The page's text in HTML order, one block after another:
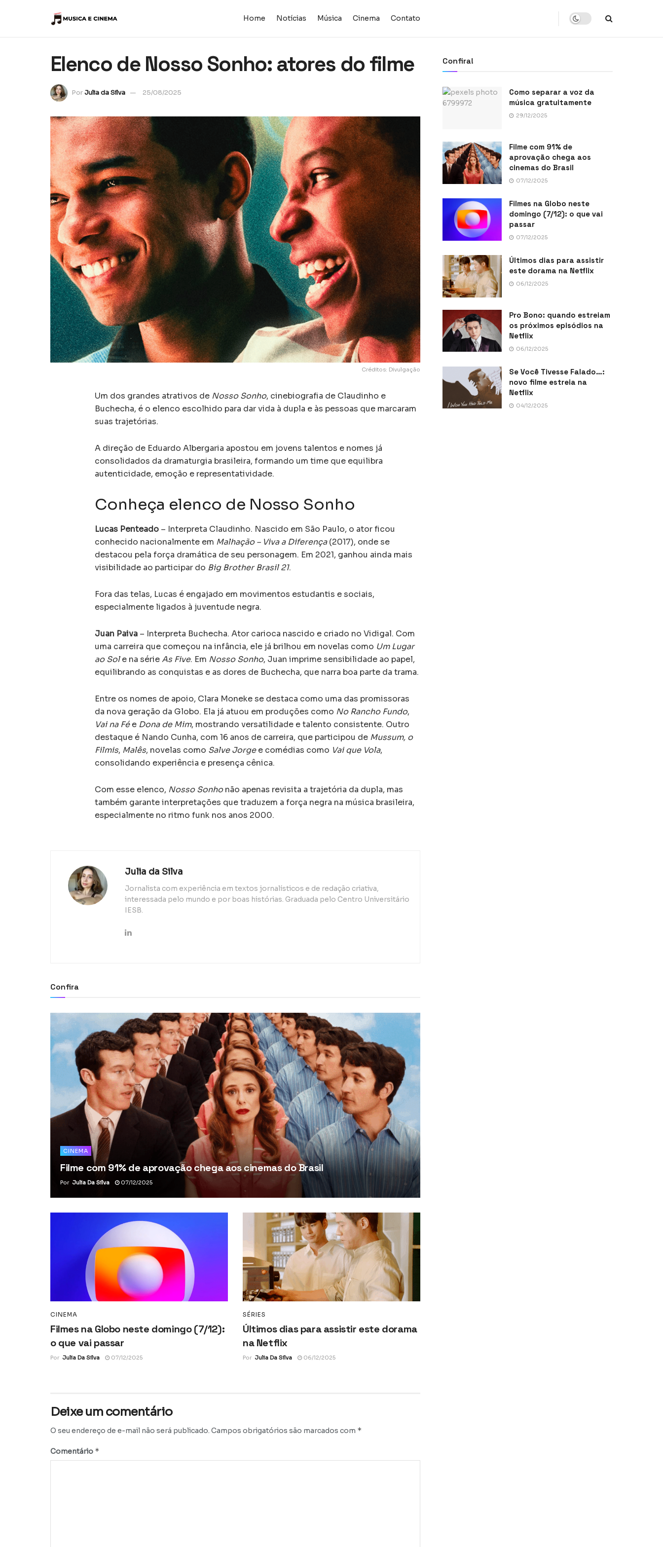
Home Notícias Música Cinema Contato
Elenco de Nosso Sonho: atores do filme
PorJulia da Silva 25/08/2025
Créditos: Divulgação
Um dos grandes atrativos de Nosso Sonho, cinebiografia de Claudinho e
Buchecha, é o elenco escolhido para dar vida à dupla e às pessoas que marcaram
suas trajetórias.
A direção de Eduardo Albergaria apostou em jovens talentos e nomes já
consolidados da dramaturgia brasileira, formando um time que equilibra
autenticidade, emoção e representatividade.
Conheça elenco de Nosso Sonho
Lucas Penteado – Interpreta Claudinho. Nascido em São Paulo, o ator ficou
conhecido nacionalmente em Malhação – Viva a Diferença(2017), onde se
destacou pela força dramática de seu personagem. Em 2021, ganhou ainda mais
visibilidade ao participar do Big Brother Brasil 21.
Fora das telas, Lucas é engajado em movimentos estudantis e sociais,
especialmente ligados à juventude negra.
Juan Paiva – Interpreta Buchecha. Ator carioca nascido e criado no Vidigal. Com
uma carreira que começou na infância, ele já brilhou em novelas como Um Lugar
ao Sole na sérieAs Five. Em Nosso Sonho, Juan imprime sensibilidade ao papel,
equilibrando as conquistas e as dores de Buchecha, que narra boa parte da trama.
Entre os nomes de apoio, Clara Moneke se destaca como uma das promissoras
da nova geração da Globo. Ela já atuou em produções como No Rancho Fundo,
Vai na Fée Dona de Mim, mostrando versatilidade e talento consistente. Outro
destaque é Nando Cunha, com 16 anos de carreira, que participou de Mussum, o
Filmis, Malês, novelas como Salve Jorgee comédias como Vai que Vola,
consolidando experiência e presença cênica.
Com esse elenco, Nosso Sonhonão apenas revisita a trajetória da dupla, mas
também garante interpretações que traduzem a força negra na música brasileira,
especialmente no ritmo funk nos anos 2000.
Julia da Silva
Jornalista com experiência em textos jornalísticos e de redação criativa,
interessada pelo mundo e por boas histórias. Graduada pelo Centro Universitário
IESB.
Confira
CINEMA
Filme com 91% de aprovação chega aos cinemas do Brasil
Por Julia Da Silva 07/12/2025
CINEMA
Filmes na Globo neste domingo (7/12):
o que vai passar
Por Julia Da Silva 07/12/2025
SÉRIES
Últimos dias para assistir este dorama
na Netflix
Por Julia Da Silva 06/12/2025
Deixe um comentário
O seu endereço de e-mail não será publicado. Campos obrigatórios são marcados com *
Comentário *
Confira!
Como separar a voz da
música gratuitamente
29/12/2025
Filme com 91% de
aprovação chega aos
cinemas do Brasil
07/12/2025
Filmes na Globo neste
domingo (7/12): o que vai
passar
07/12/2025
Últimos dias para assistir
este dorama na Netflix
06/12/2025
Pro Bono: quando estreiam
os próximos episódios na
Netflix
06/12/2025
Se Você Tivesse Falado…:
novo filme estreia na
Netflix
04/12/2025